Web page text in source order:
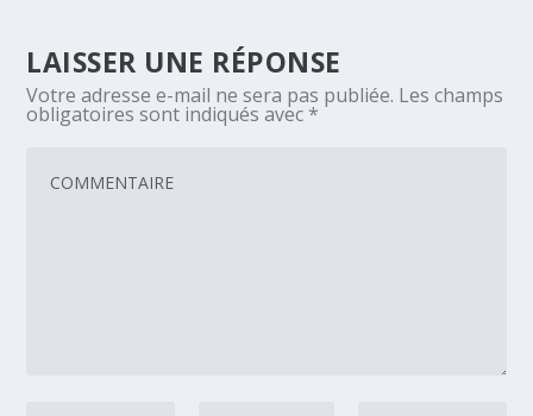
LAISSER UNE RÉPONSE
Votre adresse e-mail ne sera pas publiée. Les champs
obligatoires sont indiqués avec *